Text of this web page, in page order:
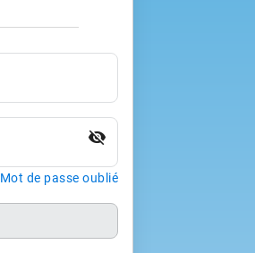
visibility_off
Mot de passe oublié